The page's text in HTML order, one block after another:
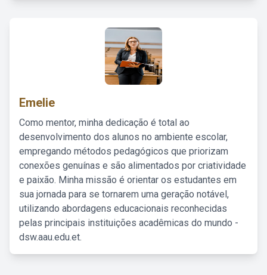
Emelie
Como mentor, minha dedicação é total ao
desenvolvimento dos alunos no ambiente escolar,
empregando métodos pedagógicos que priorizam
conexões genuínas e são alimentados por criatividade
e paixão. Minha missão é orientar os estudantes em
sua jornada para se tornarem uma geração notável,
utilizando abordagens educacionais reconhecidas
pelas principais instituições acadêmicas do mundo -
dsw.aau.edu.et.